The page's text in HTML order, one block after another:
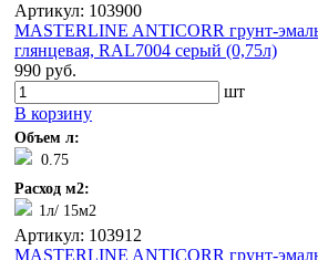
Артикул: 103900
MASTERLINE ANTICORR грунт-
глянцевая, RAL7004 серый (0,75л)
990 руб.
шт
В корзину
Объем л:
0.75
Расход м2:
1л/ 15м2
Артикул: 103912
MASTERLINE ANTICORR грунт-